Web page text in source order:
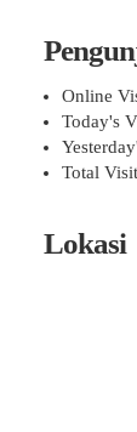
Online
Today's
Total
Lokasi